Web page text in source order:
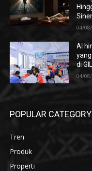
04/
AI
di
04/
POPULAR CATEGORY
Tren
Produk
Properti